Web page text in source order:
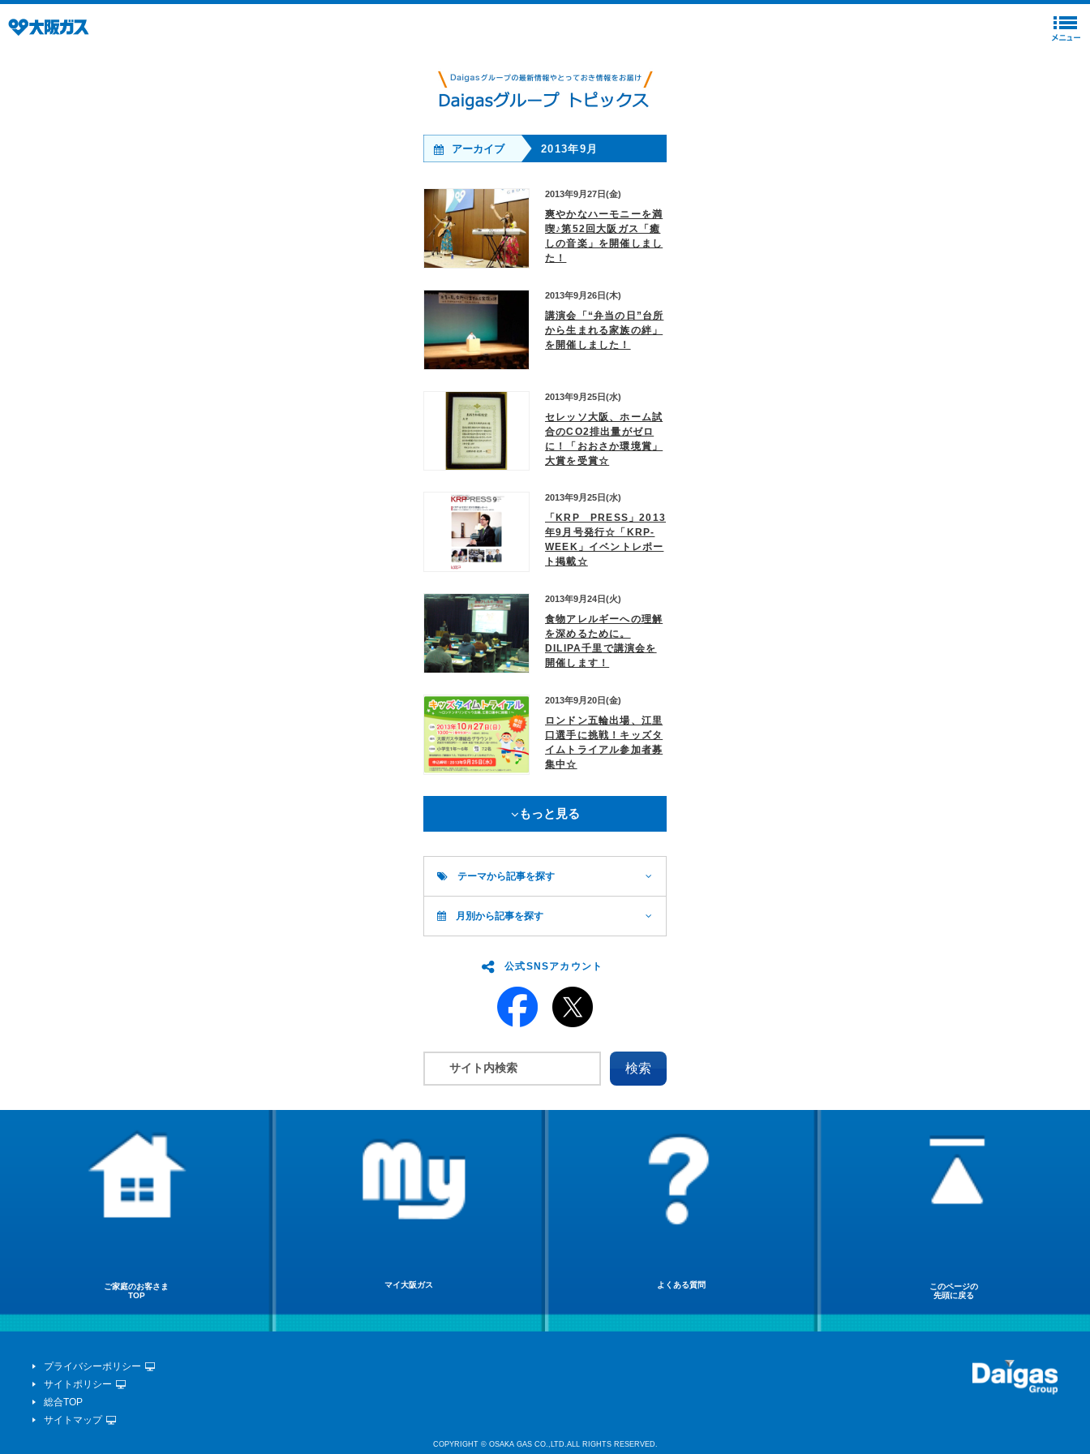
アーカイブ 2013年9月
2013年9月27日(金)
爽やかなハーモニーを満
喫♪第52回大阪ガス「癒
しの音楽」を開催しまし
た！
2013年9月26日(木)
講演会「“弁当の日”台所
から生まれる家族の絆」
を開催しました！
2013年9月25日(水)
セレッソ大阪、ホーム試
合のCO2排出量がゼロ
に！「おおさか環境賞」
大賞を受賞☆
2013年9月25日(水)
「KRP PRESS」2013
年9月号発行☆「KRP-
WEEK」イベントレポー
ト掲載☆
2013年9月24日(火)
食物アレルギーへの理解
を深めるために。
DILIPA千里で講演会を
開催します！
2013年9月20日(金)
ロンドン五輪出場、江里
口選手に挑戦！キッズタ
イムトライアル参加者募
集中☆
もっと見る
テーマから記事を探す
月別から記事を探す
公式SNSアカウント
ご家庭のお客さま
TOP
マイ大阪ガス よくある質問
このページの
先頭に戻る
プライバシーポリシー
サイトポリシー
総合TOP
サイトマップ
COPYRIGHT © OSAKA GAS CO.,LTD.ALL RIGHTS RESERVED.